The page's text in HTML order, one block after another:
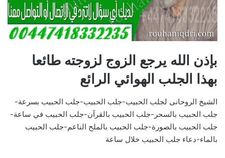
بإذن الله يرجع الزوج لزوجته طائعا
بهذا الجلب الهوائي الرائع
الشيخ الروحانى لجلب الحبيب-جلب الحبيب-جلب الحبيب بسرعة-
جلب الحبيب بالسحر-جلب الحبيب بالقرآن-جلب الحبيب في ساعة-
جلب الحبيب بالصورة-جلب الحبيب بالملح الناعم-جلب الحبيب
بالماء-دعاء جلب الحبيب خلال ساعة